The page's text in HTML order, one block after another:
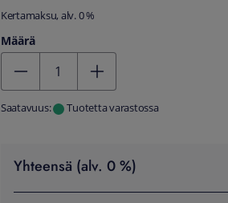
Kertamaksu, alv. 0 %
Määrä
Saatavuus: Tuotetta varastossa
Yhteensä (alv. 0 %)